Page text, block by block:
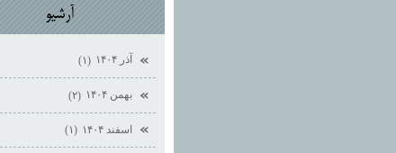
آرشيو
آذر ۱۴۰۴ (۱)
بهمن ۱۴۰۴ (۲)
اسفند ۱۴۰۴ (۱)